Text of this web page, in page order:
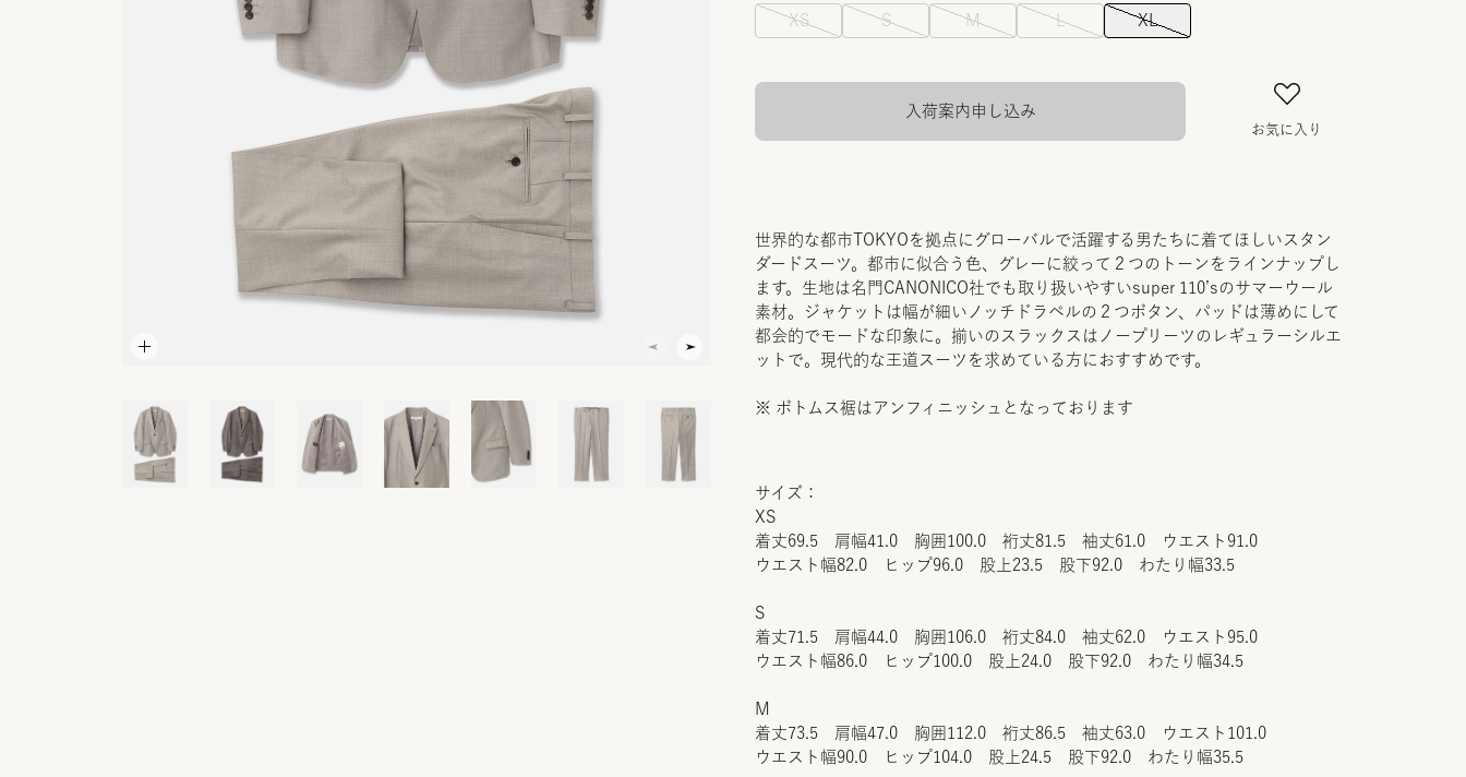
XS S M L XL
お気に入り
入荷案内申し込み
世界的な都市TOKYOを拠点にグローバルで活躍する男たちに着てほしいスタン
ダードスーツ。都市に似合う色、グレーに絞って２つのトーンをラインナップし
ます。生地は名門CANONICO社でも取り扱いやすいsuper 110’sのサマーウール
素材。ジャケットは幅が細いノッチドラペルの２つボタン、パッドは薄めにして
都会的でモードな印象に。揃いのスラックスはノープリーツのレギュラーシルエ
ットで。現代的な王道スーツを求めている方におすすめです。
※ ボトムス裾はアンフィニッシュとなっております
サイズ：
XS
着丈69.5 肩幅41.0 胸囲100.0 裄丈81.5 袖丈61.0 ウエスト91.0
ウエスト幅82.0 ヒップ96.0 股上23.5 股下92.0 わたり幅33.5
S
着丈71.5 肩幅44.0 胸囲106.0 裄丈84.0 袖丈62.0 ウエスト95.0
ウエスト幅86.0 ヒップ100.0 股上24.0 股下92.0 わたり幅34.5
M
着丈73.5 肩幅47.0 胸囲112.0 裄丈86.5 袖丈63.0 ウエスト101.0
ウエスト幅90.0 ヒップ104.0 股上24.5 股下92.0 わたり幅35.5